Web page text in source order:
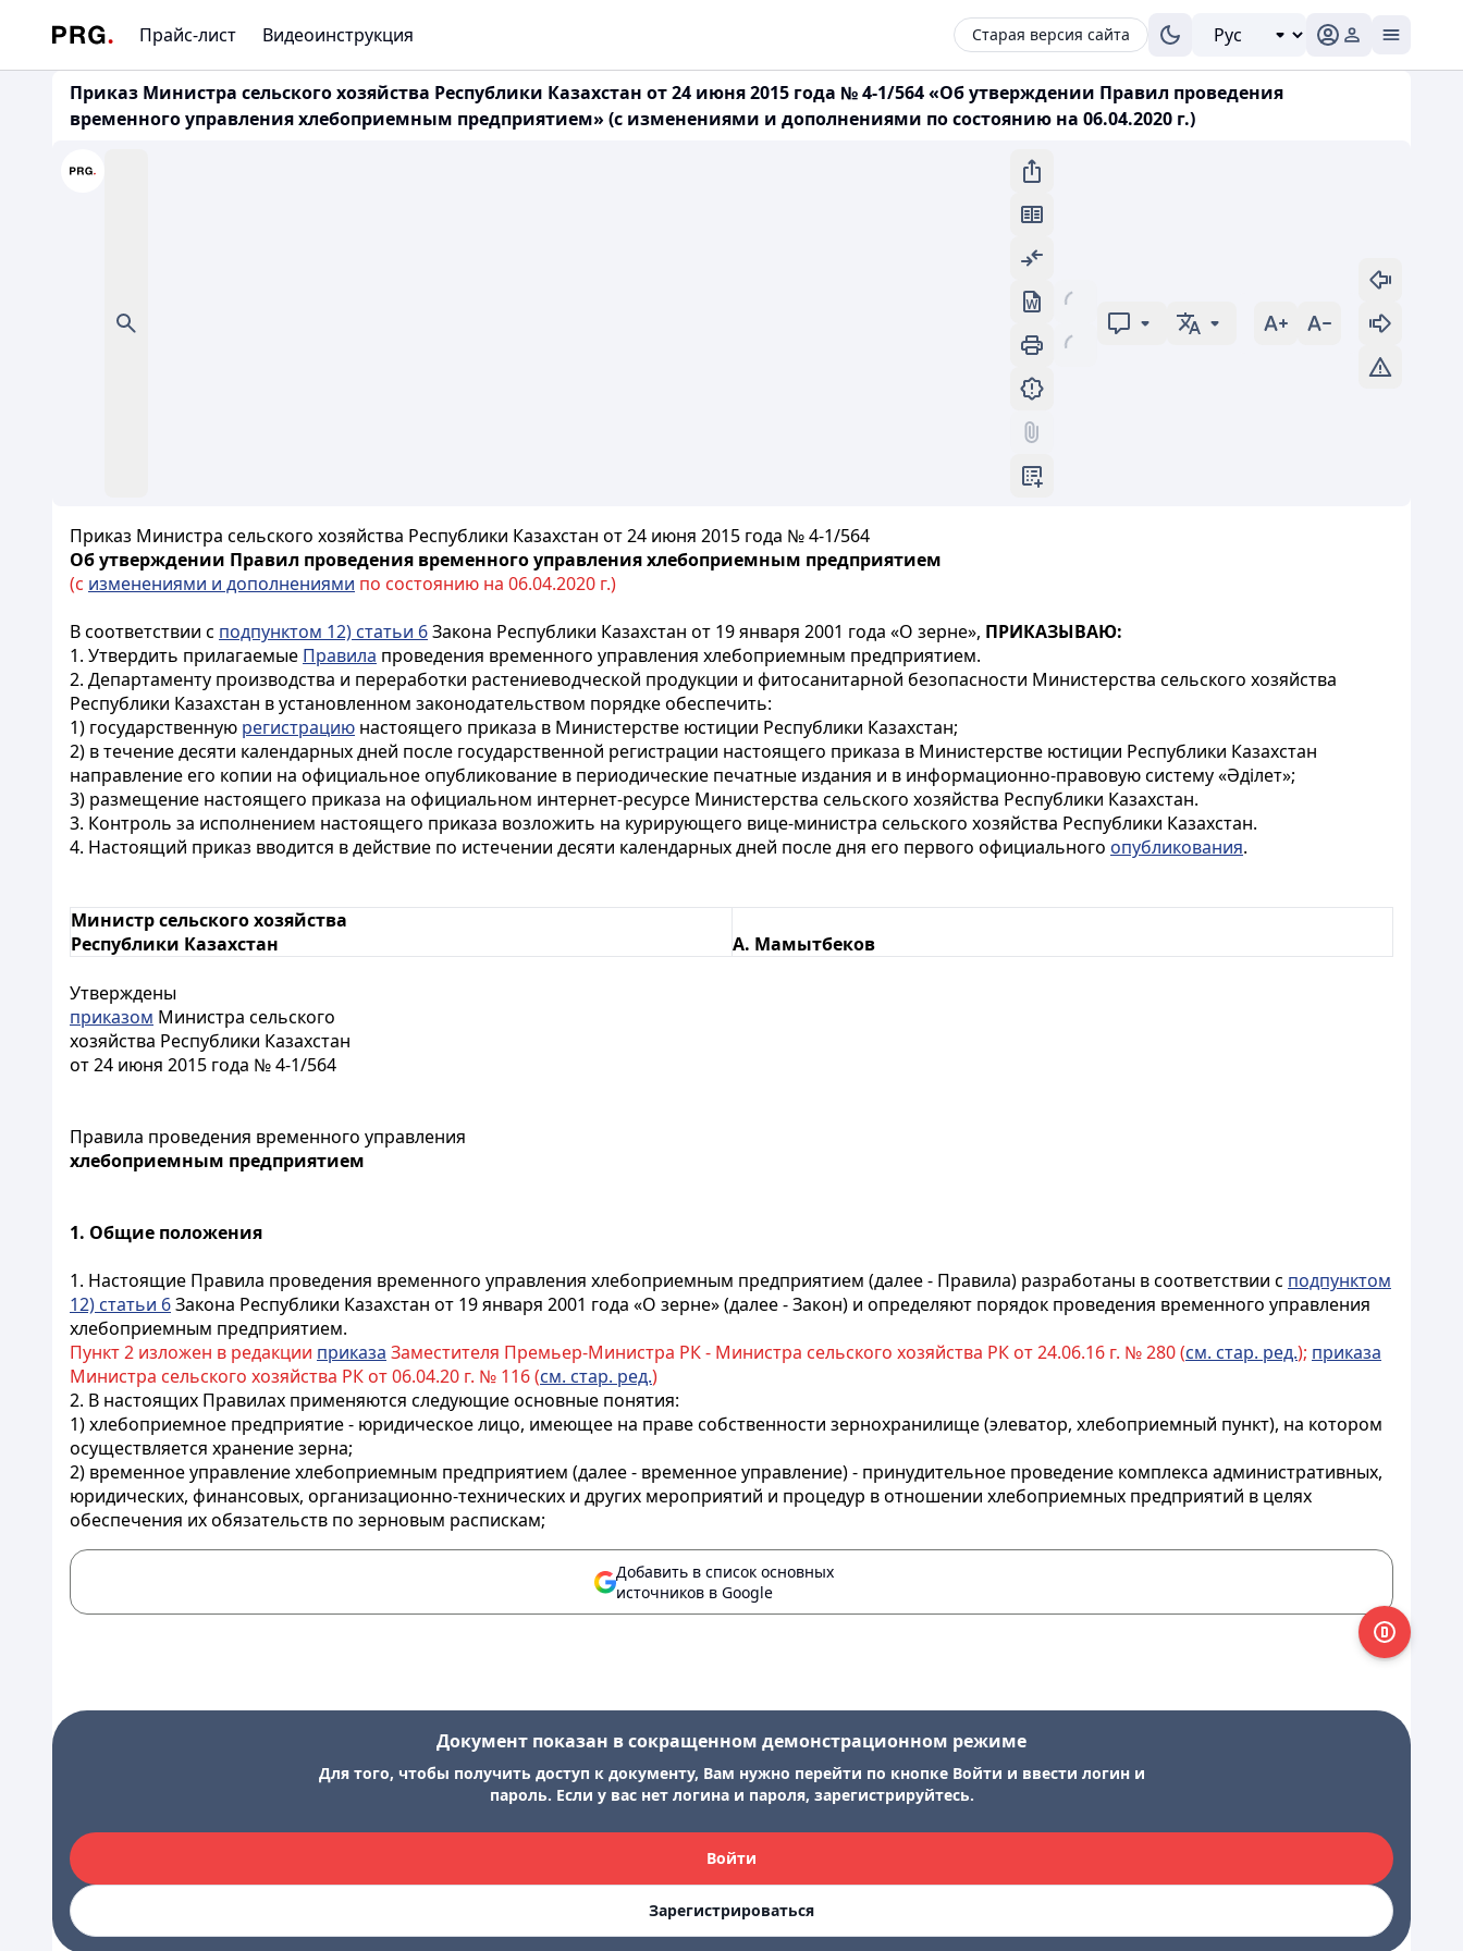
Прайс-лист Видеоинструкция Старая версия сайта
Приказ Министра сельского хозяйства Республики Казахстан от 24 июня 2015 года № 4-1/564 «Об утверждении Правил проведения
временного управления хлебоприемным предприятием» (с изменениями и дополнениями по состоянию на 06.04.2020 г.)
Приказ Министра сельского хозяйства Республики Казахстан от 24 июня 2015 года № 4-1/564
Об утверждении Правил проведения временного управления хлебоприемным предприятием
(с изменениями и дополнениями по состоянию на 06.04.2020 г.)
В соответствии с подпунктом 12) статьи 6Закона Республики Казахстан от 19 января 2001 года «О зерне», ПРИКАЗЫВАЮ:
1. Утвердить прилагаемые Правила проведения временного управления хлебоприемным предприятием.
2. Департаменту производства и переработки растениеводческой продукции и фитосанитарной безопасности Министерства сельского хозяйства
Республики Казахстан в установленном законодательством порядке обеспечить:
1) государственную регистрацию настоящего приказа в Министерстве юстиции Республики Казахстан;
2) в течение десяти календарных дней после государственной регистрации настоящего приказа в Министерстве юстиции Республики Казахстан
направление его копии на официальное опубликование в периодические печатные издания и в информационно-правовую систему «Әділет»;
3) размещение настоящего приказа на официальном интернет-ресурсе Министерства сельского хозяйства Республики Казахстан.
3. Контроль за исполнением настоящего приказа возложить на курирующего вице-министра сельского хозяйства Республики Казахстан.
4. Настоящий приказ вводится в действие по истечении десяти календарных дней после дня его первого официального опубликования.
Министр сельского хозяйства
Республики Казахстан
А. Мамытбеков
Утверждены
приказом Министра сельского
хозяйства Республики Казахстан
от 24 июня 2015 года № 4-1/564
Правила проведения временного управления
хлебоприемным предприятием
1. Общие положения
1. Настоящие Правила проведения временного управления хлебоприемным предприятием (далее - Правила) разработаны в соответствии с подпунктом
12) статьи 6Закона Республики Казахстан от 19 января 2001 года «О зерне» (далее - Закон) и определяют порядок проведения временного управления
хлебоприемным предприятием.
Пункт 2 изложен в редакции приказа Заместителя Премьер-Министра РК - Министра сельского хозяйства РК от 24.06.16 г. № 280 (см. стар. ред.); приказа
Министра сельского хозяйства РК от 06.04.20 г. № 116 (см. стар. ред.)
2. В настоящих Правилах применяются следующие основные понятия:
1) хлебоприемное предприятие - юридическое лицо, имеющее на праве собственности зернохранилище (элеватор, хлебоприемный пункт), на котором
осуществляется хранение зерна;
2) временное управление хлебоприемным предприятием (далее - временное управление) - принудительное проведение комплекса административных,
юридических, финансовых, организационно-технических и других мероприятий и процедур в отношении хлебоприемных предприятий в целях
обеспечения их обязательств по зерновым распискам;
Добавить в список основных
источников в Google
Документ показан в сокращенном демонстрационном режиме
Для того, чтобы получить доступ к документу, Вам нужно перейти по кнопке Войти и ввести логин и
пароль. Если у вас нет логина и пароля, зарегистрируйтесь.
Войти
Зарегистрироваться